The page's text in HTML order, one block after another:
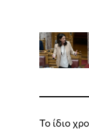
Το ίδιο